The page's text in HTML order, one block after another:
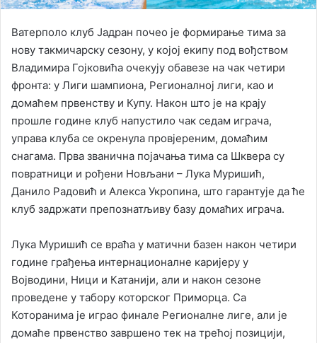
Ватерполо клуб Јадран почео је формирање тима за
нову такмичарску сезону, у којој екипу под вођством
Владимира Гојковића очекују обавезе на чак четири
фронта: у Лиги шампиона, Регионалној лиги, као и
домаћем првенству и Купу. Након што је на крају
прошле године клуб напустило чак седам играча,
управа клуба се окренула провјереним, домаћим
снагама. Прва званична појачања тима са Шквера су
повратници и рођени Новљани – Лука Муришић,
Данило Радовић и Алекса Укропина, што гарантује да ће
клуб задржати препознатљиву базу домаћих играча.
Лука Муришић се враћа у матични базен након четири
године грађења интернационалне каријеру у
Војводини, Ници и Катанији, али и након сезоне
проведене у табору которског Приморца. Са
Которанима је играо финале Регионалне лиге, али је
домаће првенство завршено тек на трећој позицији,